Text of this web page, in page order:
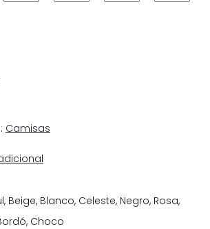
Camisas
Beige, Blanco, Celeste, Negro, Rosa,
Choco